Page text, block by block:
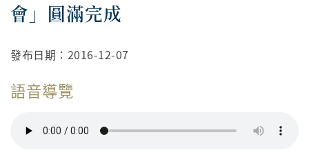
會」圓滿完成
發布日期： 2016-12-07
語音導覽